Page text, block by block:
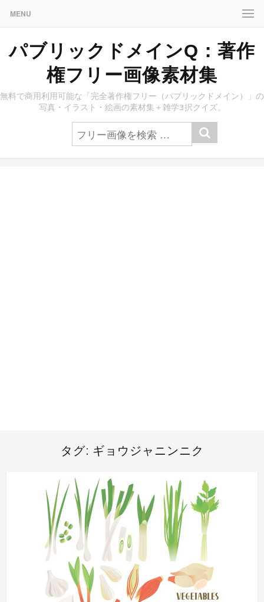
MENU
パブリックドメインQ：著作
権フリー画像素材集
無料で商用利用可能な「完全著作権フリー（パブリックドメイン）」の
写真・イラスト・絵画の素材集＋雑学3択クイズ。
タグ: ギョウジャニンニク